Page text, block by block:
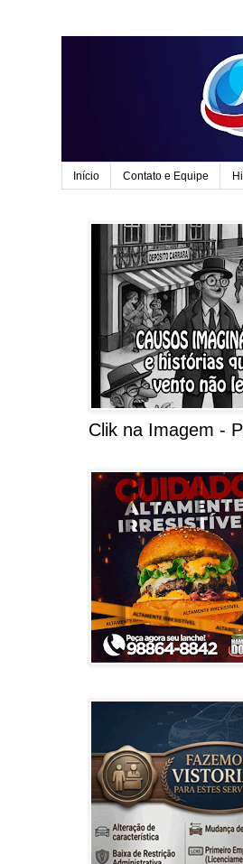
Início Contato e Equipe
Clik na Imagem -